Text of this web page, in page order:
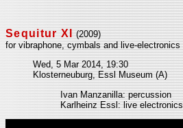
Sequitur XI
(2009)
for vibraphone, cymbals and live-electronics
Wed, 5 Mar 2014, 19:30
Klosterneuburg, Essl Museum (A)
Ivan Manzanilla: percussion
Karlheinz Essl: live electronics